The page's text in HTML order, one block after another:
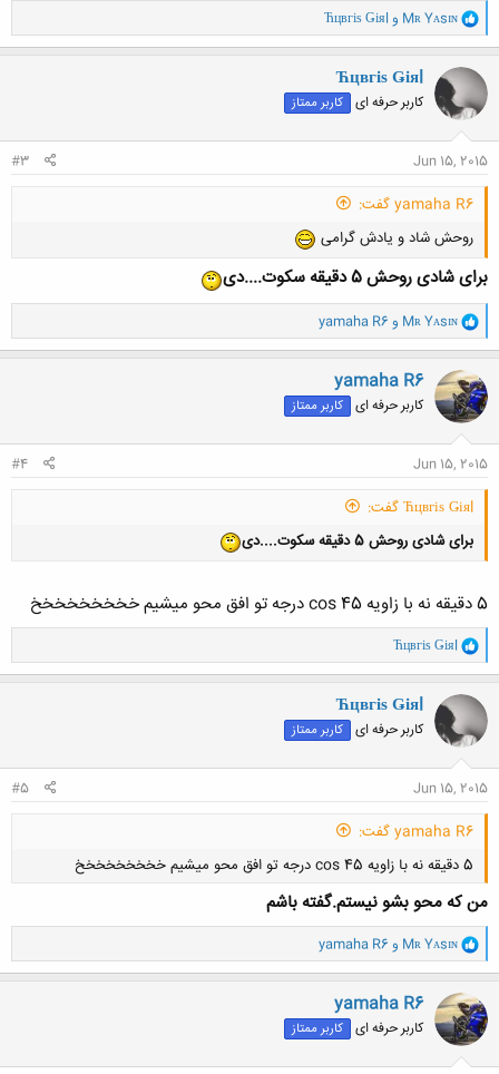
و
ا
ک
ن
ش
ه
ا
Mʀ Yᴀsɪɴ و Ћцвгіѕ Ǥіяl
Ћцвгіѕ Ǥіяl
کاربر حرفه ای کاربر ممتاز
Jun 15, 2015
#3
yamaha R6 گفت:
روحش شاد و یادش گرامی
برای شادی روحش 5 دقیقه سکوت....دی
و
ا
ک
ن
ش
ه
ا
Mʀ Yᴀsɪɴ و yamaha R6
yamaha R6
کاربر حرفه ای کاربر ممتاز
Jun 15, 2015
#4
Ћцвгіѕ Ǥіяl گفت:
برای شادی روحش 5 دقیقه سکوت....دی
5 دقیقه نه با زاویه cos 45 درجه تو افق محو میشیم خخخخخخخخخ
و
ا
ک
ن
ش
ه
ا
Ћцвгіѕ Ǥіяl
Ћцвгіѕ Ǥіяl
کاربر حرفه ای کاربر ممتاز
Jun 15, 2015
#5
yamaha R6 گفت:
5 دقیقه نه با زاویه cos 45 درجه تو افق محو میشیم خخخخخخخخخ
کلیک کنید تا باز شود...
من که محو بشو نیستم.گفته باشم
و
ا
ک
ن
ش
ه
ا
Mʀ Yᴀsɪɴ و yamaha R6
yamaha R6
کاربر حرفه ای کاربر ممتاز